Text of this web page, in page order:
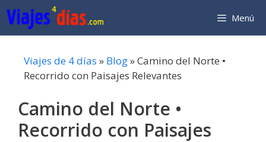
Saltar
al
contenido
Menú
Viajes de 4 días » Blog»Camino del Norte •
Recorrido con Paisajes Relevantes
Camino del Norte •
Recorrido con Paisajes